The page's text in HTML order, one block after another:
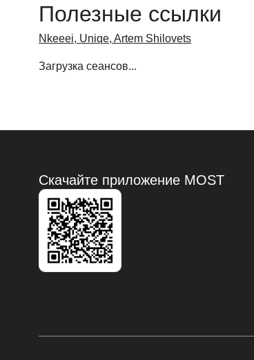
Полезные ссылки
Nkeeei, Uniqe, Artem Shilovets
Загрузка сеансов...
Скачайте приложение MOST